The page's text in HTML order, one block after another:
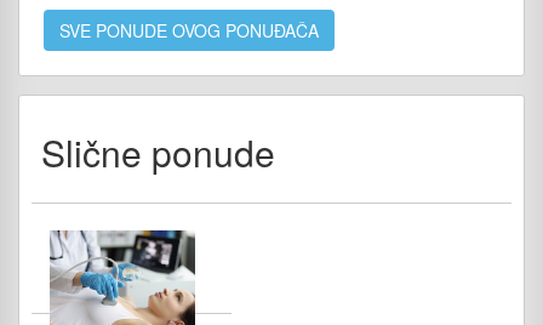
SVE PONUDE OVOG PONUĐAČA
Slične ponude